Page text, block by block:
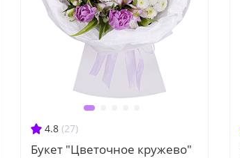
4.8 (27)
Букет "Цветочное кружево"